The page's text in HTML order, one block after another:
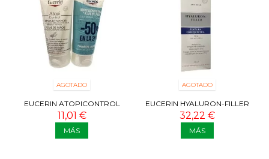
AGOTADO
EUCERIN ATOPICONTROL
CREMA MANOS 2X75 ML
11,01 €
MÁS
AGOTADO
EUCERIN HYALURON-FILLER
TEXTURA ENRIQUECIDA DIA
PIEL MUY...
32,22 €
MÁS